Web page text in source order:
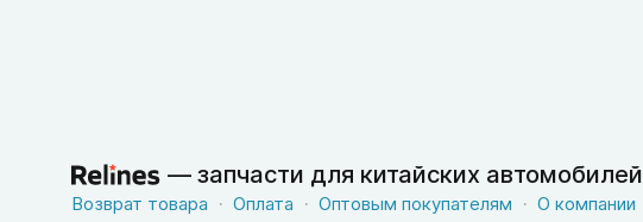
— запчасти для китайских автомобилей
Возврат товара Оплата Оптовым покупателям О компании